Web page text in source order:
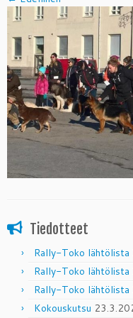
Tiedotteet
Rally-Toko
Rally-Toko
Rally-Toko lähtölista
Kokouskutsu